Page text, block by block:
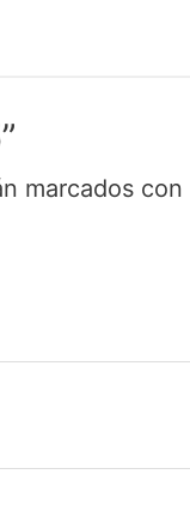
marcados con